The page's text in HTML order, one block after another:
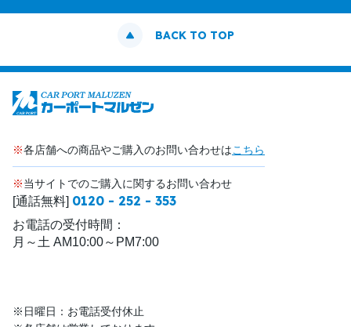
BACK TO TOP
※各店舗への商品やご購入のお問い合わせはこちら
※当サイトでのご購入に関するお問い合わせ
[通話無料] 0120 - 252 - 353
お電話の受付時間：
月～土 AM10:00～PM7:00
※日曜日：お電話受付休止